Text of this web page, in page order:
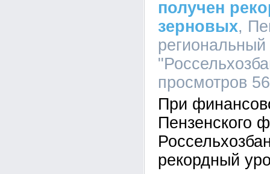
получен
зерновых,
просмотров
При
Пензенского
рекордный